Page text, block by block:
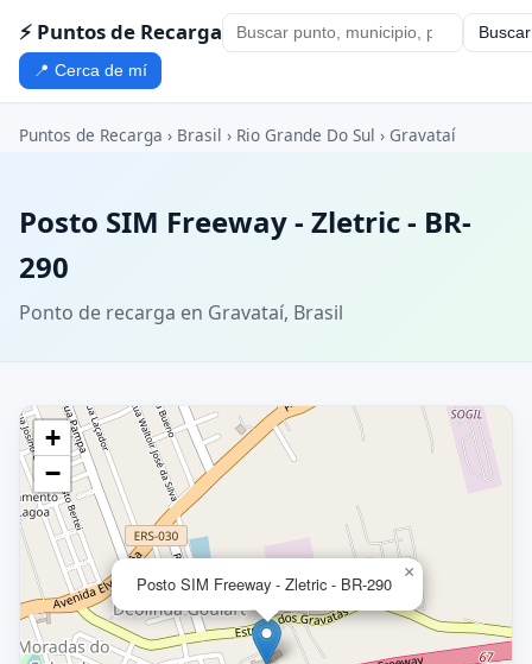
⚡ Puntos de Recarga Buscar
📍 Cerca de mí
Puntos de Recarga › Brasil › Rio Grande Do Sul › Gravataí
Posto SIM Freeway - Zletric - BR-
290
Ponto de recarga en Gravataí, Brasil
Posto SIM Freeway - Zletric - BR-290
×
+
−